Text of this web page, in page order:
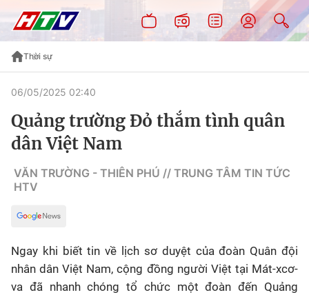
Thời sự
06/05/2025 02:40
Quảng trường Đỏ thắm tình quân
dân Việt Nam
VĂN TRƯỜNG - THIÊN PHÚ // TRUNG TÂM TIN TỨC
HTV
Ngay khi biết tin về lịch sơ duyệt của đoàn Quân đội
nhân dân Việt Nam, cộng đồng người Việt tại Mát-xcơ-
va đã nhanh chóng tổ chức một đoàn đến Quảng